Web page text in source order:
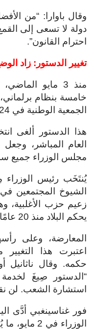
وقال باوارا: “من
دولة لا تسعى إلى
احترام القانون”.
تغيير الدستور: زاد
منذ 3 مايو
خامسة بنظام
الجمعية الوطنية في 2024م.
هذا الدستور ألغى
العام المباشر،
مجلس الوزراء جميع
يُنتَخَب رئيس
الشيوخ المجتمعين
زعيم حزب الأغلبية،
يحكم البلاد منذ 20 عامًا.
المعارضة، وعلى
اعتبرت هذا التغيير
حكمه. وقال ناثانيل
“الدستور صِيغَ
استشارة الشعب. لن
فور غناسينغبي أدَّى
الوزراء في